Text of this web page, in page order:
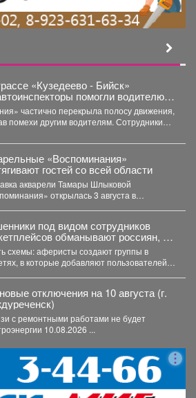
«Кузедеево - Бийск»
помогли водителю
в кювете грузовика.
частично перекрыла полосу движения,
помехи другим водителям. Сотрудники
«Воспоминания»
гостей со всей области
акварели Тамары Шлыковой
открылась 3 августа в
под видом сотрудников
обманывают россиян, у
скоро день рождения.
схемы: аферисты создают группы в
в которые добавляют пользователей в
отключения на 10 августа (г.
с ремонтными работами не будет
электроэнергии 10.08.2026 ...